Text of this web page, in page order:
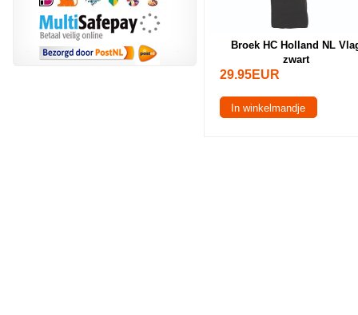
Broek HC Holland NL
zwart
29.95EUR
In winkelmandje